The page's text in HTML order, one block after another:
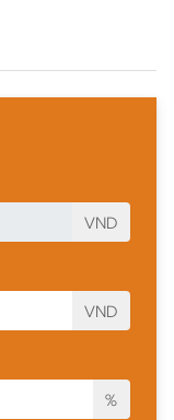
VND
VND
%